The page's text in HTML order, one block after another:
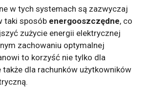
w tych systemach są zazwyczaj
taki sposób energooszczędne, co
zużycie energii elektrycznej
zachowaniu optymalnej
to korzyść nie tylko dla
także dla rachunków użytkowników